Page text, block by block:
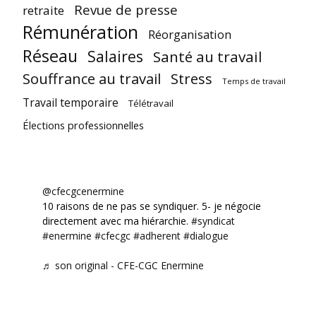
retraite Revue de presse
Rémunération Réorganisation
Réseau Salaires Santé au travail
Souffrance au travail Stress Temps de travail
Travail temporaire Télétravail
Élections professionnelles
@cfecgcenermine
10 raisons de ne pas se syndiquer. 5- je négocie
directement avec ma hiérarchie. #syndicat
#enermine #cfecgc #adherent #dialogue
♬ son original - CFE-CGC Enermine